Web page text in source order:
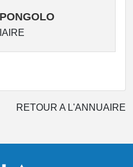
RETOUR A L'ANNUAIRE